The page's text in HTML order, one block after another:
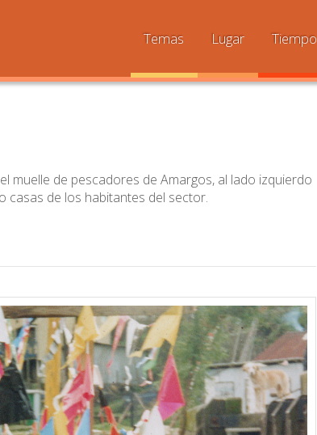
Temas Lugar Tiempo
muelle de pescadores de Amargos, al lado izquierdo
casas de los habitantes del sector.